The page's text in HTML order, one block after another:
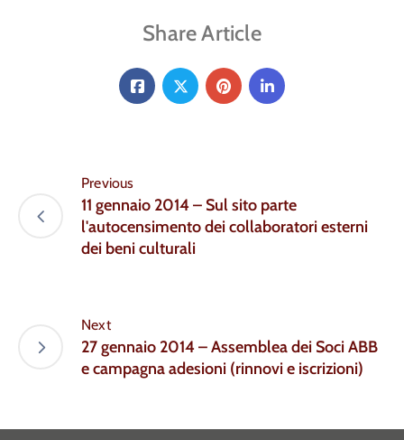
Share Article
Previous
11 gennaio 2014 – Sul sito parte
l'autocensimento dei collaboratori esterni
dei beni culturali
Next
27 gennaio 2014 – Assemblea dei Soci ABB
e campagna adesioni (rinnovi e iscrizioni)